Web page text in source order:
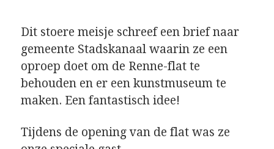
Dit stoere meisje schreef een brief naar
gemeente Stadskanaal waarin ze een
oproep doet om de Renne-flat te
behouden en er een kunstmuseum te
maken. Een fantastisch idee!
Tijdens de opening van de flat was ze